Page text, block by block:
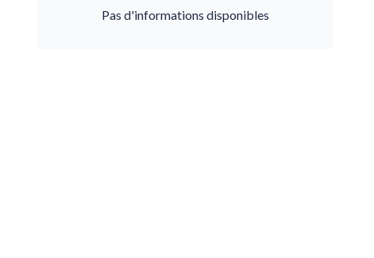
Pas d'informations disponibles